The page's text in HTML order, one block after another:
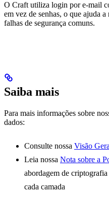
O Craft utiliza login por e-mail
em vez de senhas, o que ajuda
falhas de segurança comuns.
Saiba mais
Para mais informações sobre
dados:
Consulte nossa Visão
Leia nossa Nota sobre a
abordagem de criptografia
cada camada